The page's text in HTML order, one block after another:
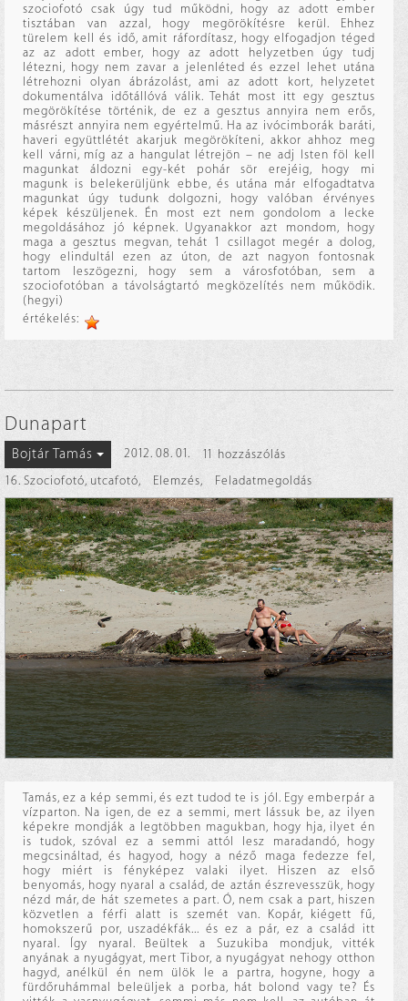
szociofotó csak úgy tud működni, hogy az adott ember
tisztában van azzal, hogy megörökítésre kerül. Ehhez
türelem kell és idő, amit ráfordítasz, hogy elfogadjon téged
az az adott ember, hogy az adott helyzetben úgy tudj
létezni, hogy nem zavar a jelenléted és ezzel lehet utána
létrehozni olyan ábrázolást, ami az adott kort, helyzetet
dokumentálva időtállóvá válik. Tehát most itt egy gesztus
megörökítése történik, de ez a gesztus annyira nem erős,
másrészt annyira nem egyértelmű. Ha az ivócimborák baráti,
haveri együttlétét akarjuk megörökíteni, akkor ahhoz meg
kell várni, míg az a hangulat létrejön – ne adj Isten föl kell
magunkat áldozni egy-két pohár sör erejéig, hogy mi
magunk is belekerüljünk ebbe, és utána már elfogadtatva
magunkat úgy tudunk dolgozni, hogy valóban érvényes
képek készüljenek. Én most ezt nem gondolom a lecke
megoldásához jó képnek. Ugyanakkor azt mondom, hogy
maga a gesztus megvan, tehát 1 csillagot megér a dolog,
hogy elindultál ezen az úton, de azt nagyon fontosnak
tartom leszögezni, hogy sem a városfotóban, sem a
szociofotóban a távolságtartó megközelítés nem működik.
(hegyi)
értékelés:
Dunapart
Bojtár Tamás 2012. 08. 01.
11 hozzászólás
16. Szociofotó, utcafotó, Elemzés, Feladatmegoldás
Tamás, ez a kép semmi, és ezt tudod te is jól. Egy emberpár a
vízparton. Na igen, de ez a semmi, mert lássuk be, az ilyen
képekre mondják a legtöbben magukban, hogy hja, ilyet én
is tudok, szóval ez a semmi attól lesz maradandó, hogy
megcsináltad, és hagyod, hogy a néző maga fedezze fel,
hogy miért is fényképez valaki ilyet. Hiszen az első
benyomás, hogy nyaral a család, de aztán észrevesszük, hogy
nézd már, de hát szemetes a part. Ó, nem csak a part, hiszen
közvetlen a férfi alatt is szemét van. Kopár, kiégett fű,
homokszerű por, uszadékfák... és ez a pár, ez a család itt
nyaral. Így nyaral. Beültek a Suzukiba mondjuk, vitték
anyának a nyugágyat, mert Tibor, a nyugágyat nehogy otthon
hagyd, anélkül én nem ülök le a partra, hogyne, hogy a
fürdőruhámmal beleüljek a porba, hát bolond vagy te? És